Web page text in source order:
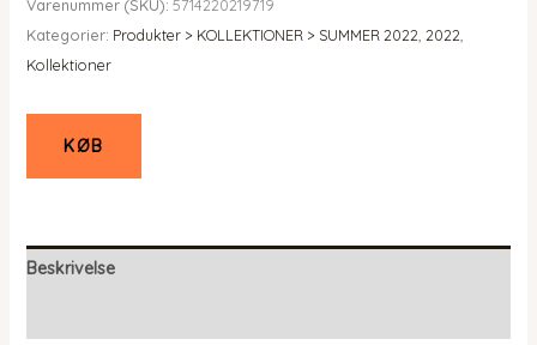
pris
var:
er:
Varenummer (SKU): 5714220219719
Kategorier: Produkter > KOLLEKTIONER > SUMMER 2022 2022
Kollektioner
KØB
Beskrivelse